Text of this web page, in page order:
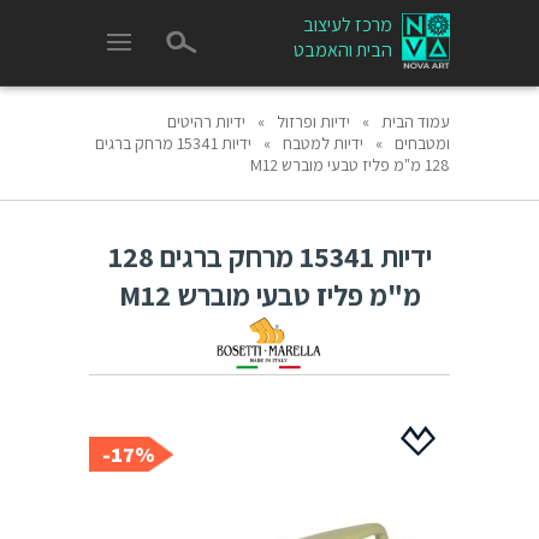
מרכז לעיצוב
הבית והאמבט
עמוד הבית » ידיות ופרזול »
ידיות רהיטים
ומטבחים
» ידיות למטבח »
ידיות 15341 מרחק ברגים
128 מ"מ פליז טבעי מוברש M12
ידיות 15341 מרחק ברגים 128
מ"מ פליז טבעי מוברש M12
17%-